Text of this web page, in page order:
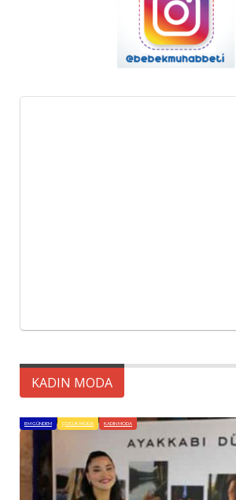
KADIN MODA
BM GÜNDEM ÇOCUK MODA KADIN MODA